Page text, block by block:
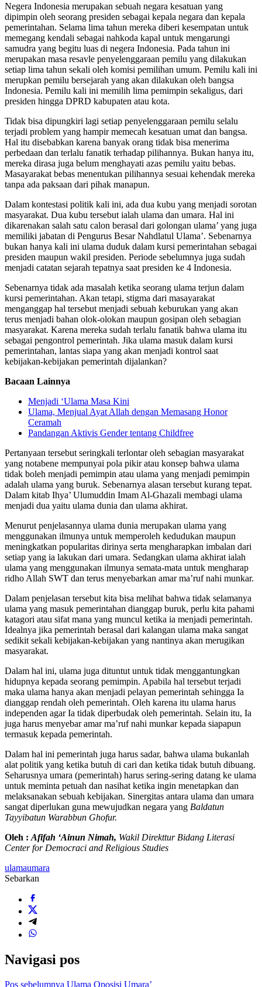
Negera Indonesia merupakan sebuah negara kesatuan yang
dipimpin oleh seorang presiden sebagai kepala negara dan kepala
pemerintahan. Selama lima tahun mereka diberi kesempatan untuk
memegang kendali sebagai nahkoda kapal untuk mengarungi
samudra yang begitu luas di negera Indonesia. Pada tahun ini
merupakan masa resavle penyelenggaraan pemilu yang dilakukan
setiap lima tahun sekali oleh komisi pemilihan umum. Pemilu kali ini
merupkan pemilu bersejarah yang akan dilakukan oleh bangsa
Indonesia. Pemilu kali ini memilih lima pemimpin sekaligus, dari
presiden hingga DPRD kabupaten atau kota.
Tidak bisa dipungkiri lagi setiap penyelenggaraan pemilu selalu
terjadi problem yang hampir memecah kesatuan umat dan bangsa.
Hal itu disebabkan karena banyak orang tidak bisa menerima
perbedaan dan terlalu fanatik terhadap pilihannya. Bukan hanya itu,
mereka dirasa juga belum menghayati azas pemilu yaitu bebas.
Masayarakat bebas menentukan pilihannya sesuai kehendak mereka
tanpa ada paksaan dari pihak manapun.
Dalam kontestasi politik kali ini, ada dua kubu yang menjadi sorotan
masyarakat. Dua kubu tersebut ialah ulama dan umara. Hal ini
dikarenakan salah satu calon berasal dari golongan ulama’ yang juga
memiliki jabatan di Pengurus Besar Nahdlatul Ulama’. Sebenarnya
bukan hanya kali ini ulama duduk dalam kursi pemerintahan sebagai
presiden maupun wakil presiden. Periode sebelumnya juga sudah
menjadi catatan sejarah tepatnya saat presiden ke 4 Indonesia.
Sebenarnya tidak ada masalah ketika seorang ulama terjun dalam
kursi pemerintahan. Akan tetapi, stigma dari masayarakat
menganggap hal tersebut menjadi sebuah keburukan yang akan
terus menjadi bahan olok-olokan maupun gosipan oleh sebagian
masyarakat. Karena mereka sudah terlalu fanatik bahwa ulama itu
sebagai pengontrol pemerintah. Jika ulama masuk dalam kursi
pemerintahan, lantas siapa yang akan menjadi kontrol saat
kebijakan-kebijakan pemerintah dijalankan?
Bacaan Lainnya
Menjadi ‘Ulama Masa Kini
Ulama, Menjual Ayat Allah dengan Memasang Honor
Ceramah
Pandangan Aktivis Gender tentang Childfree
Pertanyaan tersebut seringkali terlontar oleh sebagian masyarakat
yang notabene mempunyai pola pikir atau konsep bahwa ulama
tidak boleh menjadi pemimpin atau ulama yang menjadi pemimpin
adalah ulama yang buruk. Sebenarnya alasan tersebut kurang tepat.
Dalam kitab Ihya’ Ulumuddin Imam Al-Ghazali membagi ulama
menjadi dua yaitu ulama dunia dan ulama akhirat.
Menurut penjelasannya ulama dunia merupakan ulama yang
menggunakan ilmunya untuk memperoleh kedudukan maupun
meningkatkan popularitas dirinya serta mengharapkan imbalan dari
setiap yang ia lakukan dari umara. Sedangkan ulama akhirat ialah
ulama yang menggunakan ilmunya semata-mata untuk mengharap
ridho Allah SWT dan terus menyebarkan amar ma’ruf nahi munkar.
Dalam penjelasan tersebut kita bisa melihat bahwa tidak selamanya
ulama yang masuk pemerintahan dianggap buruk, perlu kita pahami
katagori atau sifat mana yang muncul ketika ia menjadi pemerintah.
Idealnya jika pemerintah berasal dari kalangan ulama maka sangat
sedikit sekali kebijakan-kebijakan yang nantinya akan merugikan
masyarakat.
Dalam hal ini, ulama juga dituntut untuk tidak menggantungkan
hidupnya kepada seorang pemimpin. Apabila hal tersebut terjadi
maka ulama hanya akan menjadi pelayan pemerintah sehingga Ia
dianggap rendah oleh pemerintah. Oleh karena itu ulama harus
independen agar Ia tidak diperbudak oleh pemerintah. Selain itu, Ia
juga harus menyebar amar ma’ruf nahi munkar kepada siapapun
termasuk kepada pemerintah.
Dalam hal ini pemerintah juga harus sadar, bahwa ulama bukanlah
alat politik yang ketika butuh di cari dan ketika tidak butuh dibuang.
Seharusnya umara (pemerintah) harus sering-sering datang ke ulama
untuk meminta petuah dan nasihat ketika ingin menetapkan dan
melaksanakan sebuah kebijakan. Sinergitas antara ulama dan umara
sangat diperlukan guna mewujudkan negara yang Baldatun
Tayyibatun Warabbun Ghofur.
Oleh : Afifah ‘Ainun Nimah, Wakil Direkttur Bidang Literasi
Center for Democraci and Religious Studies
ulamaumara
Sebarkan
Navigasi pos
Pos sebelumnya Ulama Oposisi Umara’